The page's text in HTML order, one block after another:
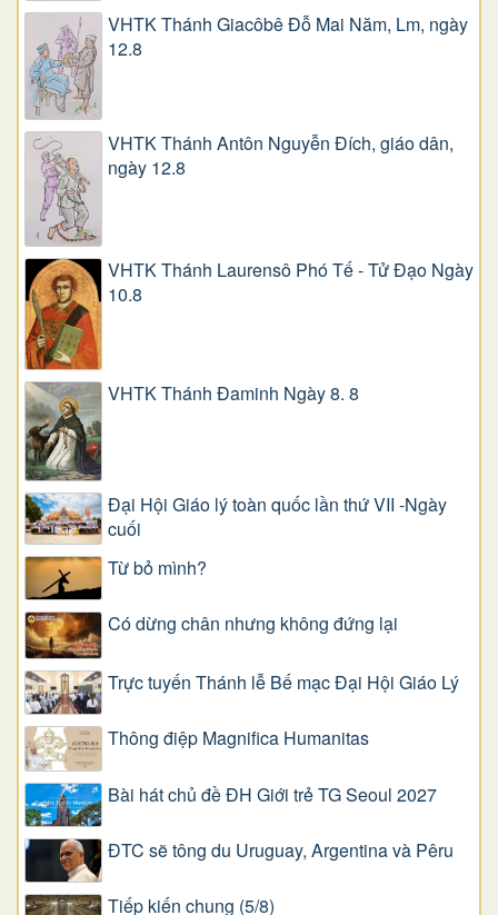
VHTK Thánh Giacôbê Ðỗ Mai Năm, Lm, ngày
12.8
VHTK Thánh Antôn Nguyễn Ðích, giáo dân,
ngày 12.8
VHTK Thánh Laurensô Phó Tế - Tử Đạo Ngày
10.8
VHTK Thánh Đaminh Ngày 8. 8
Đại Hội Giáo lý toàn quốc lần thứ VII -Ngày
cuối
Từ bỏ mình?
Có dừng chân nhưng không đứng lại
Trực tuyến Thánh lễ Bế mạc Đại Hội Giáo Lý
Thông điệp Magnifica Humanitas
Bài hát chủ đề ĐH Giới trẻ TG Seoul 2027
ĐTC sẽ tông du Uruguay, Argentina và Pêru
Tiếp kiến chung (5/8)